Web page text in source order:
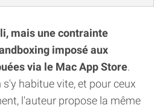
mais une contrainte
imposé aux
via le Mac App Store.
habitue vite, et pour ceux
l'auteur propose la même